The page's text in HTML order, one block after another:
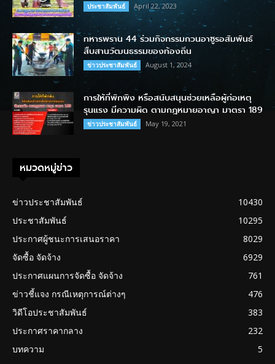
ประชาสัมพันธ์ April 22, 2023
ทหารพราน 44 ร่วมกิจกรรมกวนอาซูรอสัมพันธ์
สืบสานวัฒนธรรมของท้องถิ่น
ข่าวประชาสัมพันธ์ August 1, 2024
การให้ที่พักพิง หรือสนับสนุนช่วยเหลือผู้ก่อเหตุ
รุนแรง มีความผิด ตามกฎหมายอาญา มาตรา 189
ข่าวประชาสัมพันธ์ May 19, 2021
หมวดหมู่ข่าว
ข่าวประชาสัมพันธ์
10430
ประชาสัมพันธ์
10295
ประกาศผู้ชนะการเสนอราคา
8029
จัดซื้อ จัดจ้าง
6929
ประกาศแผนการจัดซื้อ จัดจ้าง
761
ข่าวชี้แจง กรณีเหตุการณ์ต่างๆ
476
วิดีโอประชาสัมพันธ์
383
ประกาศราคากลาง
232
บทความ
5